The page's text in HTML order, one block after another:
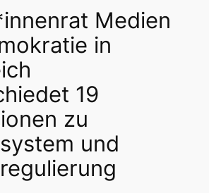
Medien
in
19
zu
und